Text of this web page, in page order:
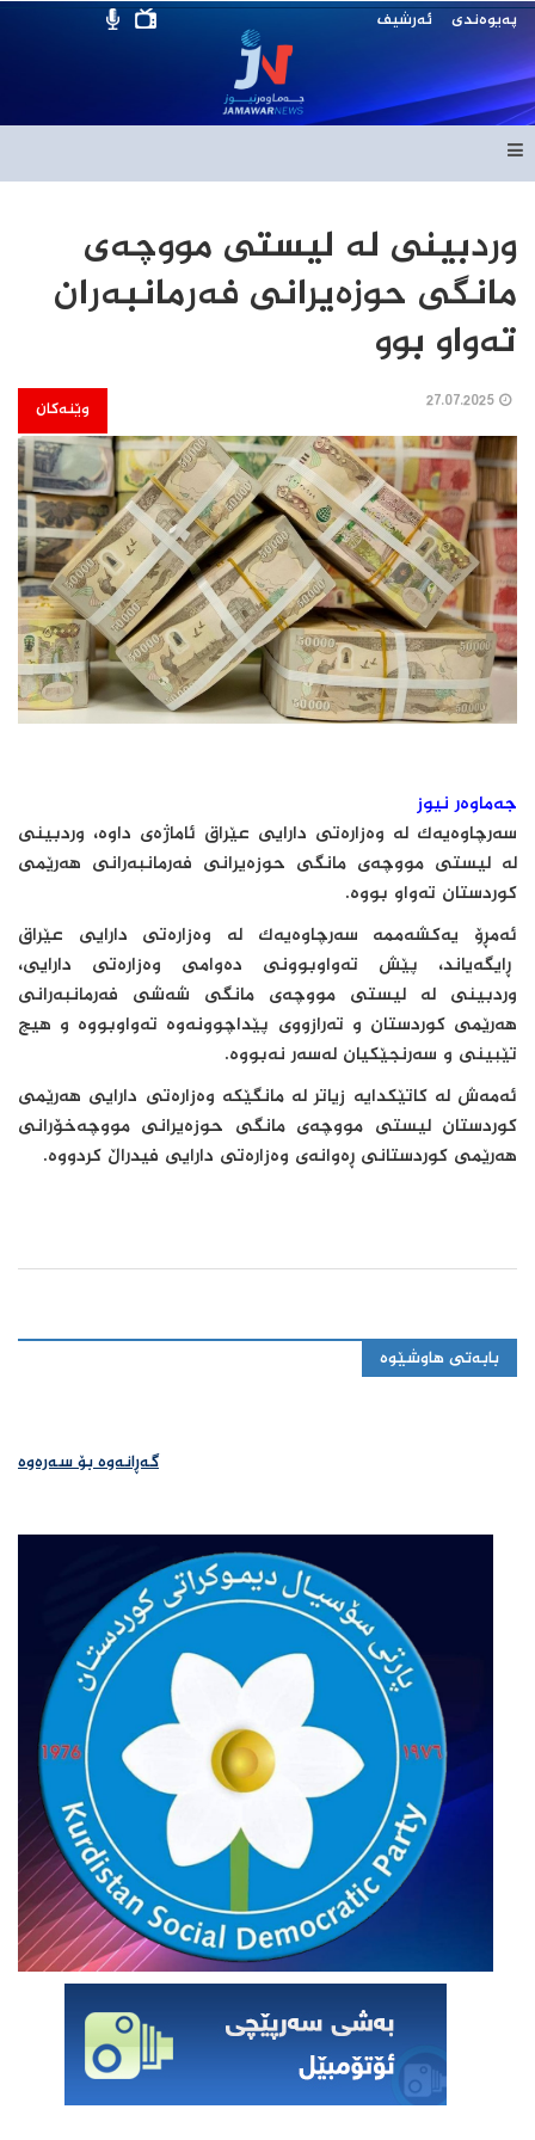
پەیوەندی ئەرشیف
وردبینی لە لیستی مووچەی
مانگی حوزەیرانی فەرمانبەران
تەواو بوو
وێنەکان
جەماوەر نیوز
سەرچاوەیەک لە وەزارەتی دارایی عێراق ئاماژەی داوە، وردبینی
لە لیستی مووچەی مانگی حوزەیرانی فەرمانبەرانی هەرێمی
کوردستان تەواو بووە.
ئەمڕۆ یەکشەممە سەرچاوەیەک لە وەزارەتی دارایی عێراق
ڕایگەیاند، پێش تەواوبوونی دەوامی وەزارەتی دارایی،
وردبینی لە لیستی مووچەی مانگی شەشی فەرمانبەرانی
هەرێمی کوردستان و تەرازووی پێداچوونەوە تەواوبووە و هیچ
تێبینی و سەرنجێکیان لەسەر نەبووە.
ئەمەش لە کاتێکدایە زیاتر لە مانگێکە وەزارەتی دارایی هەرێمی
کوردستان لیستی مووچەی مانگی حوزەیرانی مووچەخۆرانی
هەرێمی کوردستانی ڕەوانەی وەزارەتی دارایی فیدراڵ کردووە.
بابەتی هاوشێوە
گەڕانەوە بۆ سەرەوە